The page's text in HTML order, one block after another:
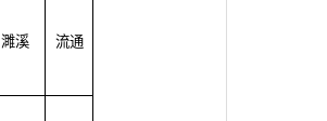
濉溪 流通